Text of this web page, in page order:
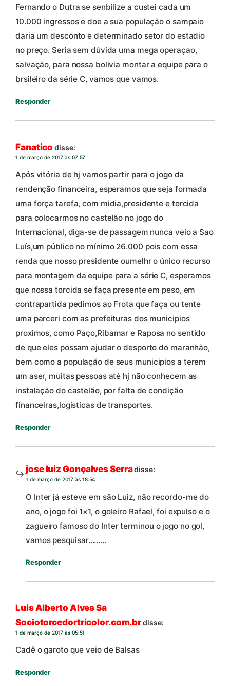
Fernando o Dutra se senbilize a custei cada um
10.000 ingressos e doe a sua população o sampaio
daria um desconto e determinado setor do estadio
no preço. Seria sem dúvida uma mega operaçao,
salvação, para nossa bolivia montar a equipe para o
brsileiro da série C, vamos que vamos.
Responder
Fanatico disse:
1 de março de 2017 às 07:57
Após vitória de hj vamos partir para o jogo da
rendenção financeira, esperamos que seja formada
uma força tarefa, com midia,presidente e torcida
para colocarmos no castelão no jogo do
Internacional, diga-se de passagem nunca veio a Sao
Luís,um público no mínimo 26.000 pois com essa
renda que nosso presidente oumelhr o único recurso
para montagem da equipe para a série C, esperamos
que nossa torcida se faça presente em peso, em
contrapartida pedimos ao Frota que faça ou tente
uma parceri com as prefeituras dos municipios
proximos, como Paço,Ribamar e Raposa no sentido
de que eles possam ajudar o desporto do maranhão,
bem como a população de seus municipios a terem
um aser, muitas pessoas até hj não conhecem as
instalação do castelão, por falta de condição
financeiras,logisticas de transportes.
Responder
jose luiz Gonçalves Serradisse:
1 de março de 2017 às 18:54
O Inter já esteve em são Luiz, não recordo-me do
ano, o jogo foi 1×1, o goleiro Rafael, foi expulso e o
zagueiro famoso do Inter terminou o jogo no gol,
vamos pesquisar………
Responder
Luis Alberto Alves Sa
Sociotorcedortricolor.com.brdisse:
1 de março de 2017 às 05:51
Cadê o garoto que veio de Balsas
Responder